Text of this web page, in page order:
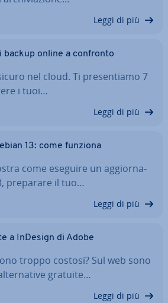
Leggi di più
backup online a confronto
nel cloud. Ti pre­sen­tia­mo 7
i tuoi…
Leggi di più
13: come funziona
come eseguire un ag­gior­na­
preparare il tuo…
Leggi di più
a InDesign di Adobe
troppo costosi? Sul web sono
gratuite…
Leggi di più